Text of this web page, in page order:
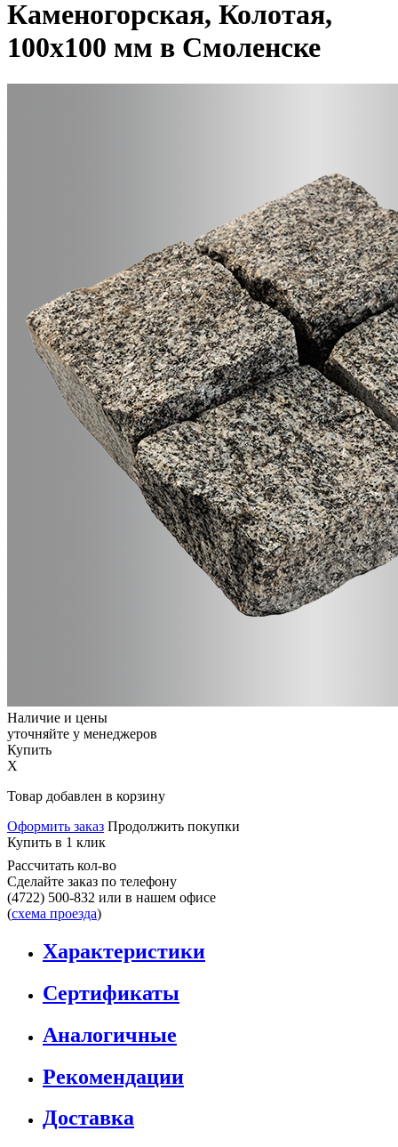
Каменогорская, Колотая,
100x100 мм в Смоленске
Наличие и цены
уточняйте у менеджеров
Купить
X
Товар добавлен в корзину
Оформить заказ Продолжить покупки
Купить в 1 клик
Рассчитать кол-во
Сделайте заказ по телефону
(4722) 500-832 или в нашем офисе
(схема проезда)
Характеристики
Сертификаты
Аналогичные
Рекомендации
Доставка